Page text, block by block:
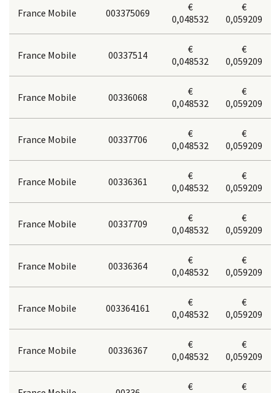
France Mobile 003375069
€
0,048532
€
0,059209
France Mobile 00337514
€
0,048532
€
0,059209
France Mobile 00336068
€
0,048532
€
0,059209
France Mobile 00337706
€
0,048532
€
0,059209
France Mobile 00336361
€
0,048532
€
0,059209
France Mobile 00337709
€
0,048532
€
0,059209
France Mobile 00336364
€
0,048532
€
0,059209
France Mobile 003364161
€
0,048532
€
0,059209
France Mobile 00336367
€
0,048532
€
0,059209
€
€